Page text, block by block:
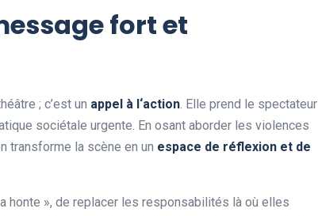
fort et
; c’est un appel à l‘action. Elle prend le spectateur
sociétale urgente. En osant aborder les violences
transforme la scène en un espace de réfexion et de
honte », de replacer les responsabilités là où elles